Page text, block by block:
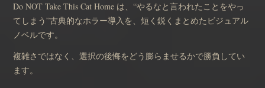
Do NOT Take This Cat Home は、“やるなと言われたことをやっ
てしまう”古典的なホラー導入を、短く鋭くまとめたビジュアル
ノベルです。
複雑さではなく、選択の後悔をどう膨らませるかで勝負してい
ます。